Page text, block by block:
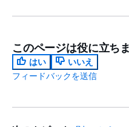
このページは役に立ち
はい
いいえ
フィードバックを送信